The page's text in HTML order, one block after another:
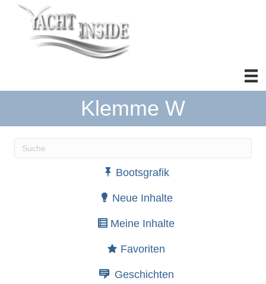
Klemme W
Wenn die Ergebnisse der automatischen
Bootsgrafik
Neue Inhalte
Meine Inhalte
Favoriten
Geschichten